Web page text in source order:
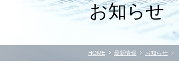
お知らせ
HOME 最新情報 お知らせ